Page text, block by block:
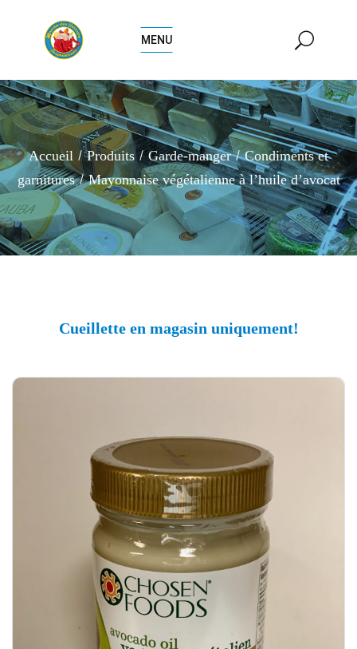
MENU
Accueil Produits Garde-manger
Condiments et
garnitures
Mayonnaise végétalienne à l’huile d’avocat
Cueillette en magasin uniquement!